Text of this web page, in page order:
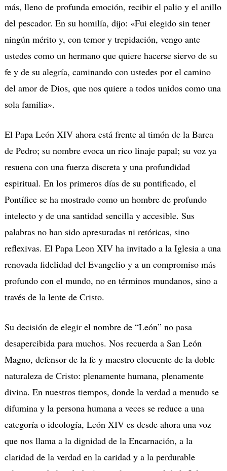
más, lleno de profunda emoción, recibir el palio y el anillo
del pescador. En su homilía, dijo: «Fui elegido sin tener
ningún mérito y, con temor y trepidación, vengo ante
ustedes como un hermano que quiere hacerse siervo de su
fe y de su alegría, caminando con ustedes por el camino
del amor de Dios, que nos quiere a todos unidos como una
sola familia».
El Papa León XIV ahora está frente al timón de la Barca
de Pedro; su nombre evoca un rico linaje papal; su voz ya
resuena con una fuerza discreta y una profundidad
espiritual. En los primeros días de su pontificado, el
Pontífice se ha mostrado como un hombre de profundo
intelecto y de una santidad sencilla y accesible. Sus
palabras no han sido apresuradas ni retóricas, sino
reflexivas. El Papa Leon XIV ha invitado a la Iglesia a una
renovada fidelidad del Evangelio y a un compromiso más
profundo con el mundo, no en términos mundanos, sino a
través de la lente de Cristo.
Su decisión de elegir el nombre de “León” no pasa
desapercibida para muchos. Nos recuerda a San León
Magno, defensor de la fe y maestro elocuente de la doble
naturaleza de Cristo: plenamente humana, plenamente
divina. En nuestros tiempos, donde la verdad a menudo se
difumina y la persona humana a veces se reduce a una
categoría o ideología, León XIV es desde ahora una voz
que nos llama a la dignidad de la Encarnación, a la
claridad de la verdad en la caridad y a la perdurable